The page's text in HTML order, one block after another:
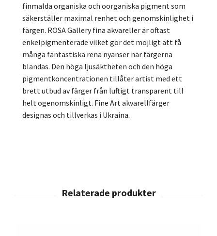
finmalda organiska och oorganiska pigment som
säkerställer maximal renhet och genomskinlighet i
färgen. ROSA Gallery fina akvareller är oftast
enkelpigmenterade vilket gör det möjligt att få
många fantastiska rena nyanser när färgerna
blandas. Den höga ljusäktheten och den höga
pigmentkoncentrationen tillåter artist med ett
brett utbud av färger från luftigt transparent till
helt ogenomskinligt. Fine Art akvarellfärger
designas och tillverkas i Ukraina.